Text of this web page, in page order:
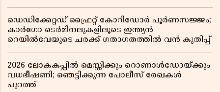
ഡെഡിക്കേറ്റഡ് ഫ്രൈറ്റ് കോറിഡോർ പൂർണസജ്ജം;
കാർഗോ ടെർമിനലുകളിലൂടെ ഇന്ത്യൻ
റെയിൽവേയുടെ ചരക്ക് ഗതാഗതത്തിൽ വൻ കുതിപ്പ്
2026 ലോകകപ്പിൽ മെസ്സിക്കും റൊണാൾഡോയ്ക്കും
വധഭീഷണി; ഞെട്ടിക്കുന്ന പോലീസ് രേഖകൾ
പുറത്ത്